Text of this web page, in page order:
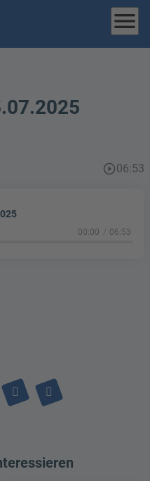
menu
play_circle_outline06:53
00:00 06:53